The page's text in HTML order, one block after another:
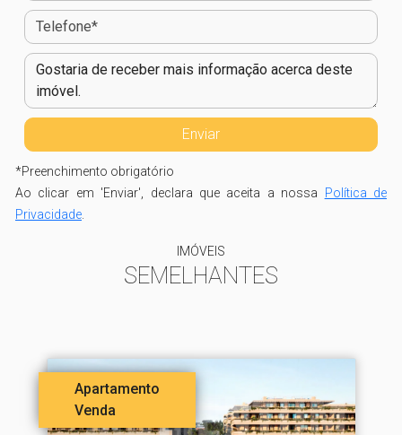
*Preenchimento obrigatório
Ao clicar em 'Enviar', declara que aceita a nossa Política de
Privacidade
IMÓVEIS
SEMELHANTES
Apartamento
Venda